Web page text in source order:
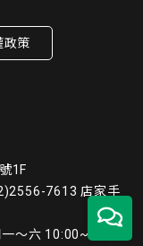
政策
1F
7613 店家手
～六 10:00~19:45